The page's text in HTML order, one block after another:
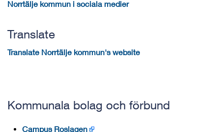
Norrtälje kommun i sociala medier
Translate
Translate Norrtälje kommun's website
Kommunala bolag och förbund
Campus Roslagen